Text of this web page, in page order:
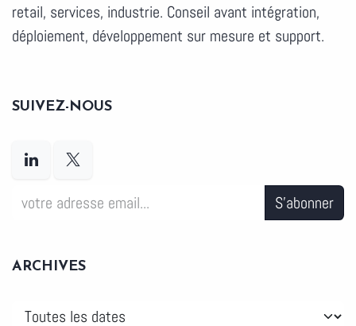
retail, services, industrie. Conseil avant intégration,
déploiement, développement sur mesure et support.
SUIVEZ-NOUS
S'abonner
ARCHIVES